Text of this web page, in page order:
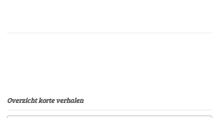
Overzicht korte verhalen